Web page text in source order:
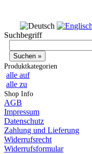
Suchbegriff
Produktkategorien
alle auf
alle zu
Shop Info
AGB
Impressum
Datenschutz
Zahlung und Lieferung
Widerrufsrecht
Widerrufsformular